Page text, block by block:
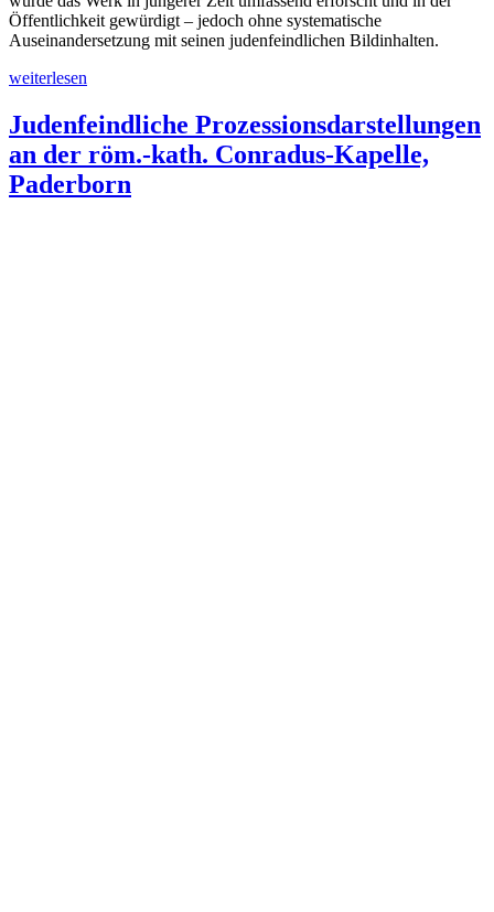
Öffentlichkeit gewürdigt – jedoch ohne systematische
Auseinandersetzung mit seinen judenfeindlichen Bildinhalten.
„Judenfeindliche
am
Hochaltar
der
evangelischen
Kirche
weiterlesen
Judenfeindliche Prozessionsdarstellungen
an der röm.-kath. Conradus-Kapelle,
Paderborn